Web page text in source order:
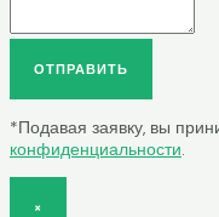
ОТПРАВИТЬ
*Подавая заявку, вы
конфиденциальности.
×